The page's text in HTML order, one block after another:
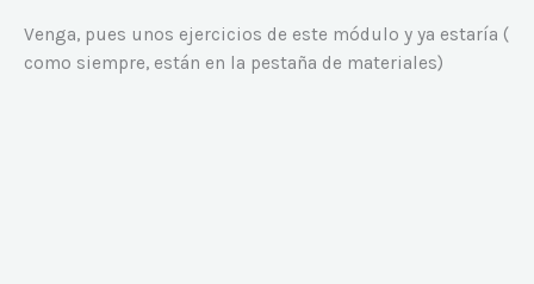
Venga, pues unos ejercicios de este módulo y ya estaría (
como siempre, están en la pestaña de materiales)